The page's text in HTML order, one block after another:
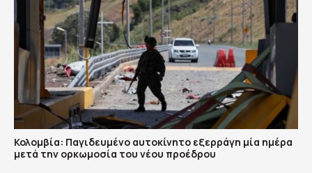
Κολομβία: Παγιδευμένο αυτοκίνητο εξερράγη μία ημέρα
μετά την ορκωμοσία του νέου προέδρου